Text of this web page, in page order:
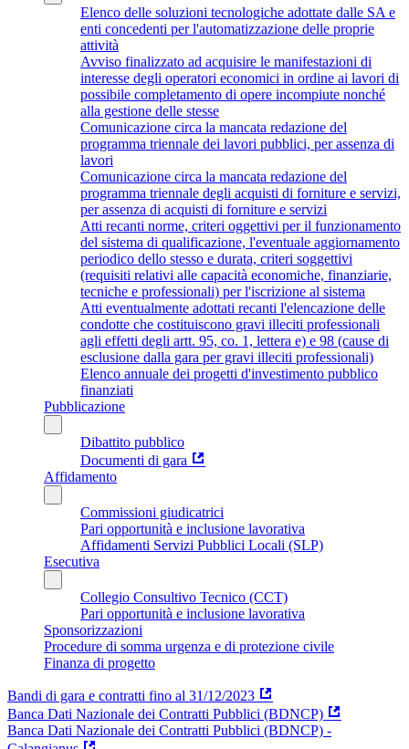
Elenco delle soluzioni tecnologiche adottate dalle SA e
enti concedenti per l'automatizzazione delle proprie
attività
Avviso finalizzato ad acquisire le manifestazioni di
interesse degli operatori economici in ordine ai lavori di
possibile completamento di opere incompiute nonché
alla gestione delle stesse
Comunicazione circa la mancata redazione del
programma triennale dei lavori pubblici, per assenza di
lavori
Comunicazione circa la mancata redazione del
programma triennale degli acquisti di forniture e servizi,
per assenza di acquisti di forniture e servizi
Atti recanti norme, criteri oggettivi per il funzionamento
del sistema di qualificazione, l'eventuale aggiornamento
periodico dello stesso e durata, criteri soggettivi
(requisiti relativi alle capacità economiche, finanziarie,
tecniche e professionali) per l'iscrizione al sistema
Atti eventualmente adottati recanti l'elencazione delle
condotte che costituiscono gravi illeciti professionali
agli effetti degli artt. 95, co. 1, lettera e) e 98 (cause di
esclusione dalla gara per gravi illeciti professionali)
Elenco annuale dei progetti d'investimento pubblico
finanziati
Pubblicazione
Dibattito pubblico
Documenti di gara
Affidamento
Commissioni giudicatrici
Pari opportunità e inclusione lavorativa
Affidamenti Servizi Pubblici Locali (SLP)
Esecutiva
Collegio Consultivo Tecnico (CCT)
Pari opportunità e inclusione lavorativa
Sponsorizzazioni
Procedure di somma urgenza e di protezione civile
Finanza di progetto
Bandi di gara e contratti fino al 31/12/2023
Banca Dati Nazionale dei Contratti Pubblici (BDNCP)
Banca Dati Nazionale dei Contratti Pubblici (BDNCP) -